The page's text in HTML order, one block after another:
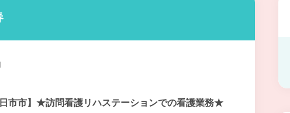
日市市】★訪問看護リハステーションでの看護業務★